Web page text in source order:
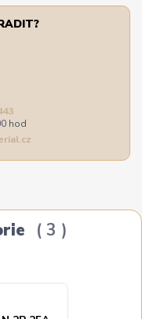
hod
3